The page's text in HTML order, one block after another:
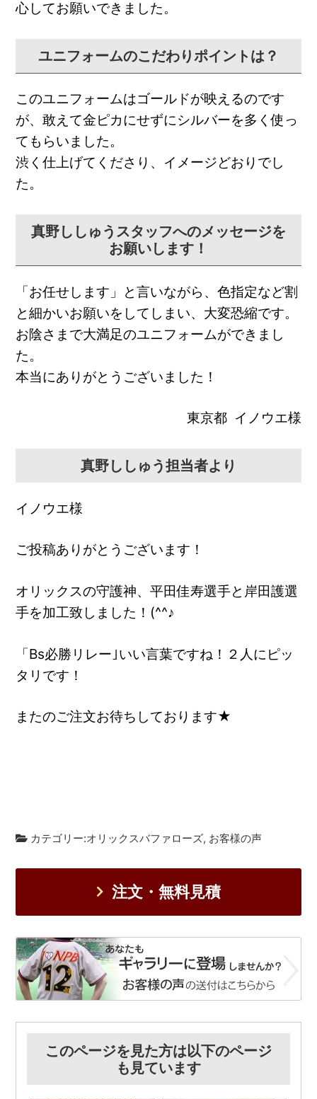
心してお願いできました。
ユニフォームのこだわりポイントは？
このユニフォームはゴールドが映えるのです
が、敢えて金ピカにせずにシルバーを多く使っ
てもらいました。
渋く仕上げてくださり、イメージどおりでし
た。
真野ししゅうスタッフへのメッセージを
お願いします！
「お任せします」と言いながら、色指定など割
と細かいお願いをしてしまい、大変恐縮です。
お陰さまで大満足のユニフォームができまし
た。
本当にありがとうございました！
東京都 イノウエ様
真野ししゅう担当者より
イノウエ様
ご投稿ありがとうございます！
オリックスの守護神、平田佳寿選手と岸田護選
手を加工致しました！(^^♪
「Bs必勝リレー｣いい言葉ですね！２人にピッ
タリです！
またのご注文お待ちしております★
カテゴリー:オリックスバファローズ, お客様の声
注文・無料見積
このページを見た方は以下のページ
も見ています